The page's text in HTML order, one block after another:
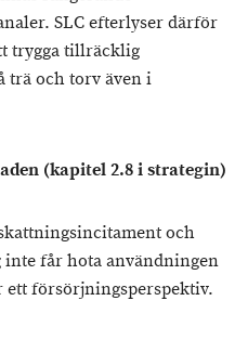
SLC efterlyser därför
trygga tillräcklig
trä och torv även i
(kapitel 2.8 i strategin)
och
får hota användningen
försörjningsperspektiv.